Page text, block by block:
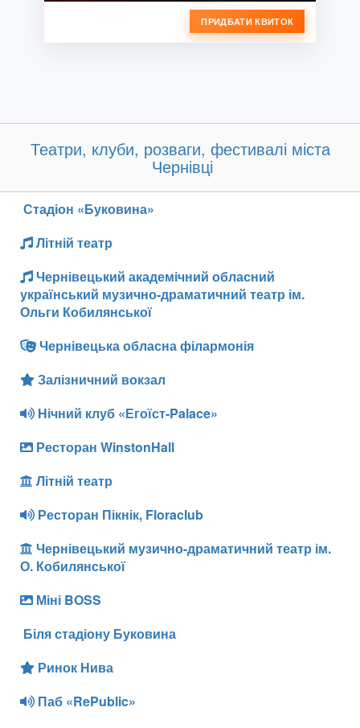
ПРИДБАТИ КВИТОК
Театри, клуби, розваги, фестивалі міста
Чернівці
Стадіон «Буковина»
Літній театр
Чернівецький академічний обласний
український музично-драматичний театр ім.
Ольги Кобилянської
Чернівецька обласна філармонія
Залізничний вокзал
Нічний клуб «Егоїст-Palace»
Ресторан WinstonHall
Літній театр
Ресторан Пікнік, Floraclub
Чернівецький музично-драматичний театр ім.
О. Кобилянської
Міні BOSS
Біля стадіону Буковина
Ринок Нива
Паб «RePublic»